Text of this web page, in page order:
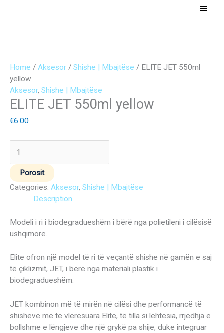
Main
Home / Aksesor / Shishe | Mbajtëse / ELITE JET 550ml
yellow
Aksesor, Shishe | Mbajtëse
ELITE JET 550ml yellow
€6.00
JET
550ml
yellow
quantity
Porosit
Categories: Aksesor, Shishe | Mbajtëse
Description
Modeli i ri i biodegradueshëm i bërë nga polietileni i cilësisë
ushqimore.
Elite ofron një model të ri të veçantë shishe në gamën e saj
të çiklizmit, JET, i bërë nga materiali plastik i
biodegradueshëm.
JET kombinon më të mirën në cilësi dhe performancë të
shisheve më të vlerësuara Elite, të tilla si lehtësia, rrjedhja e
bollshme e lëngjeve dhe një grykë pa shije, duke integruar